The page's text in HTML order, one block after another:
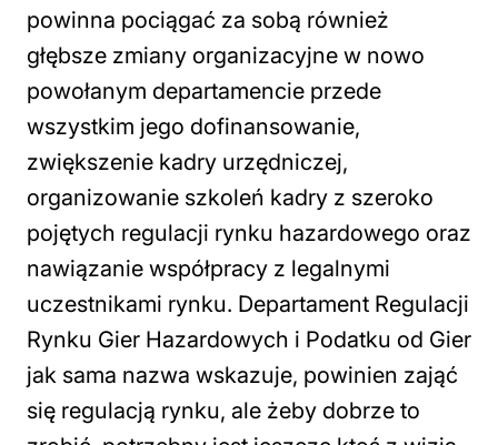
powinna pociągać za sobą również
głębsze zmiany organizacyjne w nowo
powołanym departamencie przede
wszystkim jego dofinansowanie,
zwiększenie kadry urzędniczej,
organizowanie szkoleń kadry z szeroko
pojętych regulacji rynku hazardowego oraz
nawiązanie współpracy z legalnymi
uczestnikami rynku. Departament Regulacji
Rynku Gier Hazardowych i Podatku od Gier
jak sama nazwa wskazuje, powinien zająć
się regulacją rynku, ale żeby dobrze to